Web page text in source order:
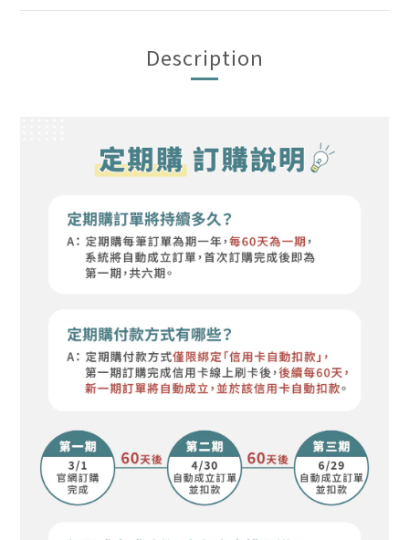
Description